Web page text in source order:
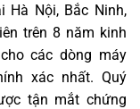
Hà Nội, Bắc Ninh,
trên 8 năm kinh
các dòng máy
xác nhất. Quý
tận mắt chứng